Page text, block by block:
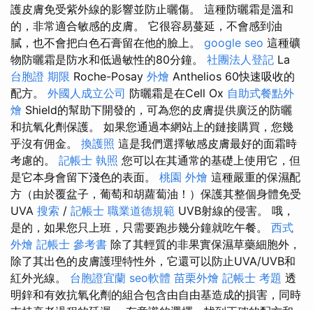
護皮膚免受紫外線的影響並防止曬傷。 這種防曬霜是溫和
的，非常適合敏感的皮膚。 它很容易蔓延，不會感到油
膩，也不會把白色石膏留在他的臉上。 google seo 這種礦
物防曬霜是防水和低過敏性的80分鐘。 社團法人登記 La
台胞證 期限 Roche-Posay 外燴 Anthelios 60快速吸收的
配方。 外國人成立公司 防曬霜是在Cell Ox 自助式餐點外
燴 Shield的幫助下開發的，可為您的皮膚提供廣泛的防曬
和抗氧化劑保護。 如果您通過本網站上的鏈接購買，您幾
乎沒有佣金。 換護照 這是我們選擇敏感皮膚最好的面霜時
考慮的。 記帳士 執照 您可以在其通常的基礎上使用它，但
是它本身會留下淺色的表面。 桃園 外燴 這種嚴重的保濕配
方（由於覆盆子，葡萄和胡蘿蔔油！）保護其整個身體免受
UVA 搜索 / 記帳士 職業道德規範 UVB射線的侵害。 哦，
是的，如果您只上班，只需要跑步幾分鐘就吃午餐。 西式
外燴 記帳士 參考書 除了其輕質的非果實保濕草藥細胞外，
除了其出色的皮膚護理特性外，它還可以防止UVA/UVB和
紅外光線。 台胞證宜蘭 seo軟體 苗栗外燴 記帳士 考題 透
明鋅和有效抗氧化劑的組合包含由自由基造成的損害，同時